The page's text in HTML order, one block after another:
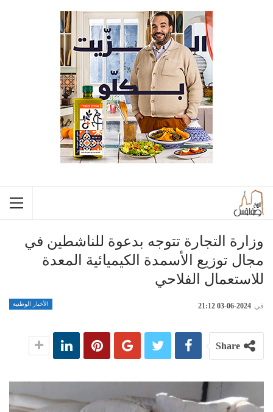
وزارة التجارة تتوجه بدعوة للناشطين في
مجال توزيع الأسمدة الكيميائية المعدة
للاستعمال الفلاحي
الأخبار الوطنية في 2024-06-03 21:12
Share